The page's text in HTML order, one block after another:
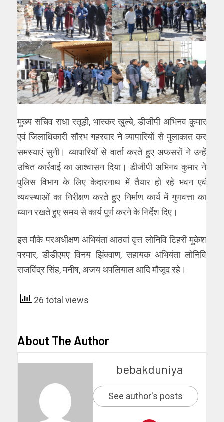
मुख्य सचिव राधा रतूड़ी, भास्कर खुल्बे, डीजीपी अभिनव कुमार
एवं जिलाधिकारी सौरभ गहरवार ने व्यापारियों से मुलाकात कर
समस्याएं सुनी। व्यापारियों से वार्ता करते हुए अफसरों ने उन्हें
उचित कार्रवाई का आश्वासन दिया। डीजीपी अभिनव कुमार ने
पुलिस विभाग के लिए केदारनाथ में तैयार हो रहे भवन एवं
व्यवस्थाओं का निरीक्षण करते हुए निर्माण कार्य में गुणवत्ता का
ध्यान रखते हुए समय से कार्य पूर्ण करने के निर्देश दिए।
इस मौके परअधीक्षण अभियंता आठवां वृत्त लोनिवि टिहरी मुकेश
परमार, डीडीएमए विनय झिंक्वाण, सहायक अभियंता लोनिवि
राजविंद्र सिंह, मनीष, अजय थपलियाल आदि मौजूद रहे।
26 total views
About The Author
bebakduniya
See author's posts